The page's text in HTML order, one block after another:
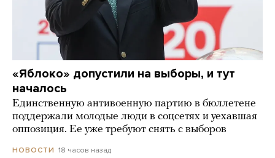
«Яблоко» допустили на выборы, и тут
началось
Единственную антивоенную партию в бюллетене
поддержали молодые люди в соцсетях и уехавшая
оппозиция. Ее уже требуют снять с выборов
НОВОСТИ 18 часов назад